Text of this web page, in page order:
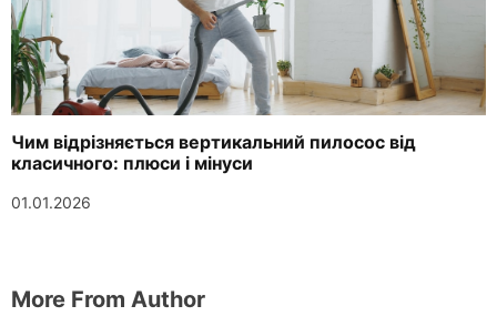
Чим відрізняється вертикальний пилосос від
класичного: плюси і мінуси
01.01.2026
More From Author